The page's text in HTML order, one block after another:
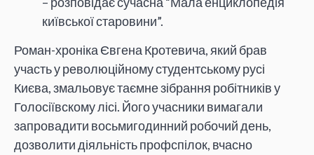
київської старовини”.
Роман-хроніка Євгена Кротевича, який брав
участь у революційному студентському русі
Києва, змальовує таємне зібрання робітників у
Голосіївскому лісі. Його учасники вимагали
запровадити восьмигодинний робочий день,
дозволити діяльність профспілок, вчасно